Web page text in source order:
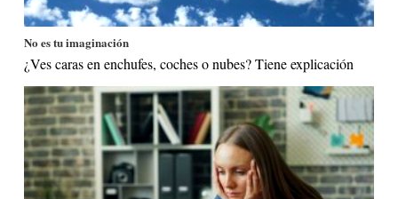
No es tu imaginación
¿Ves caras en enchufes, coches o nubes? Tiene explicación